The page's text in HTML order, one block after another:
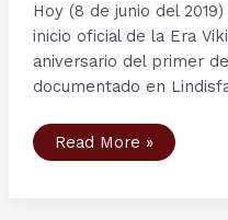
Hoy (8 de junio del
inicio oficial de la Era
aniversario del primer
documentado en
8
de
Read More »